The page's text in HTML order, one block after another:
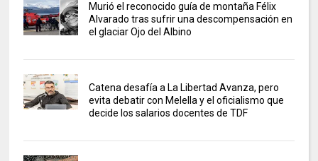
Murió el reconocido guía de montaña Félix
Alvarado tras sufrir una descompensación en
el glaciar Ojo del Albino
Catena desafía a La Libertad Avanza, pero
evita debatir con Melella y el oficialismo que
decide los salarios docentes de TDF